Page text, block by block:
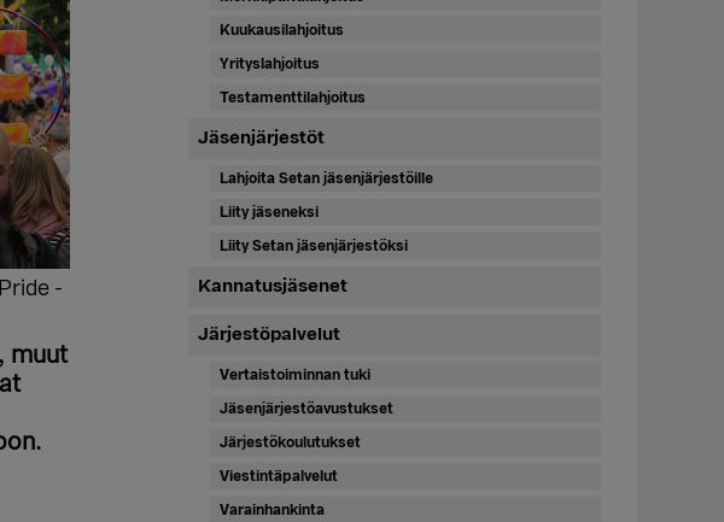
-
muut
Kuukausilahjoitus
Yrityslahjoitus
Testamenttilahjoitus
Jäsenjärjestöt
Lahjoita Setan jäsenjärjestöille
Liity jäseneksi
Liity Setan jäsenjärjestöksi
Kannatusjäsenet
Järjestöpalvelut
Vertaistoiminnan tuki
Jäsenjärjestöavustukset
Järjestökoulutukset
Viestintäpalvelut
Varainhankinta